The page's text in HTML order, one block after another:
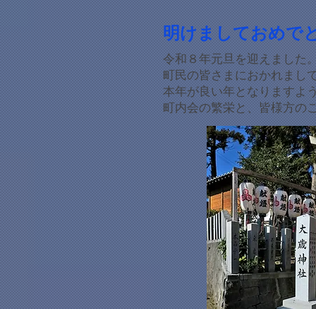
明けましておめで
令和８年元旦を迎えました
町民の皆さまにおかれまし
本年が良い年となりますよ
町内会の繁栄と、皆様方の